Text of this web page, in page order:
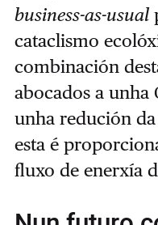
business-as-usual
cataclismo
combinación
abocados a
unha redución
esta é
fluxo de enerxía